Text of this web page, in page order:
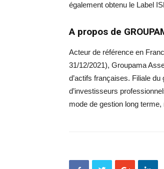
également obtenu le Label
A propos de
Acteur de référence en
31/12/2021), Groupama
d’actifs françaises. Filiale
d’investisseurs
mode de gestion long